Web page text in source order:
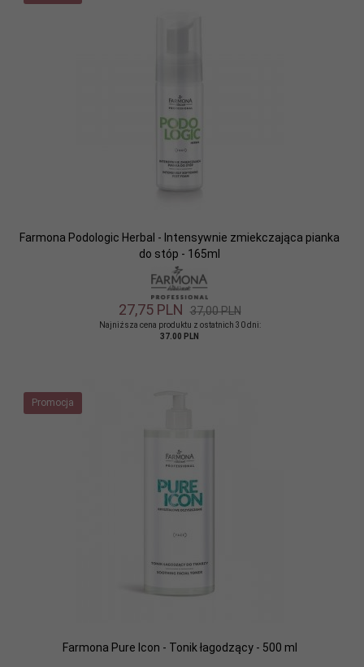
Farmona Podologic Herbal - Intensywnie zmiekczająca pianka
do stóp - 165ml
27,75 PLN 37,00 PLN
Najniższa cena produktu z ostatnich 30 dni:
37.00 PLN
Promocja
Farmona Pure Icon - Tonik łagodzący - 500 ml